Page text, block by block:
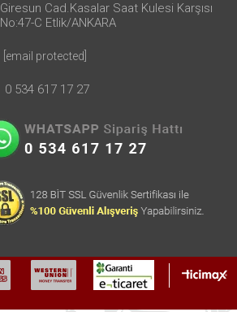
Giresun Cad.Kasalar Saat Kulesi Karşısı
No:47-C Etlik/ANKARA
[email protected]
0 534 617 17 27